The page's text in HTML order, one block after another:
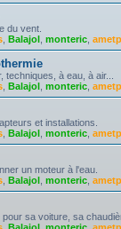
du vent.
Balajol monteric
à eau, à air...
Balajol monteric
et installations.
Balajol monteric
un moteur à l'eau.
Balajol monteric
sa voiture, sa
Balajol monteric